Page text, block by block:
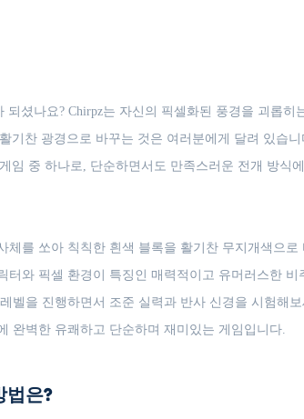
되셨나요? Chirpz는 자신의 픽셀화된 풍경을 괴롭
기찬 광경으로 바꾸는 것은 여러분에게 달려 있습
임 중 하나로, 단순하면서도 만족스러운 전개 방
체를 쏘아 칙칙한 흰색 블록을 활기찬 무지개색으로
터와 픽셀 환경이 특징인 매력적이고 유머러스한 비
벨을 진행하면서 조준 실력과 반사 신경을 시험해보
완벽한 유쾌하고 단순하며 재미있는 게임입니다.
법은?